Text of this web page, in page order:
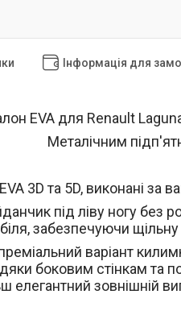
Інформація для
EVA для Renault
Металічним
3D та 5D, виконані за
під ліву ногу без
забезпечуючи
варіант
боковим стінкам та
елегантний зовнішній